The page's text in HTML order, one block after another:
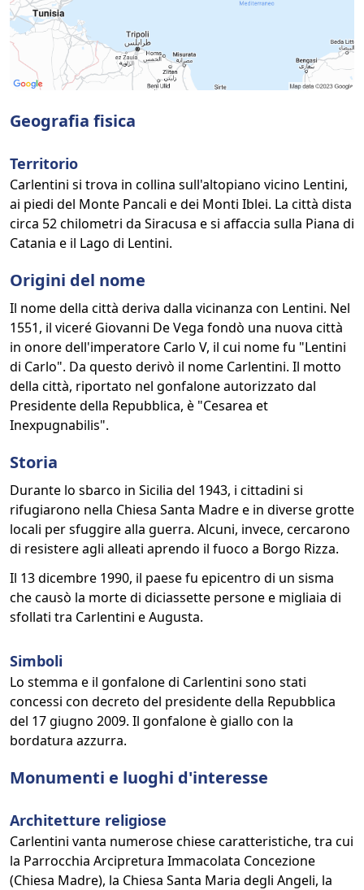
Geografia fisica
Territorio
Carlentini si trova in collina sull'altopiano vicino Lentini,
ai piedi del Monte Pancali e dei Monti Iblei. La città dista
circa 52 chilometri da Siracusa e si affaccia sulla Piana di
Catania e il Lago di Lentini.
Origini del nome
Il nome della città deriva dalla vicinanza con Lentini. Nel
1551, il viceré Giovanni De Vega fondò una nuova città
in onore dell'imperatore Carlo V, il cui nome fu "Lentini
di Carlo". Da questo derivò il nome Carlentini. Il motto
della città, riportato nel gonfalone autorizzato dal
Presidente della Repubblica, è "Cesarea et
Inexpugnabilis".
Storia
Durante lo sbarco in Sicilia del 1943, i cittadini si
rifugiarono nella Chiesa Santa Madre e in diverse grotte
locali per sfuggire alla guerra. Alcuni, invece, cercarono
di resistere agli alleati aprendo il fuoco a Borgo Rizza.
Il 13 dicembre 1990, il paese fu epicentro di un sisma
che causò la morte di diciassette persone e migliaia di
sfollati tra Carlentini e Augusta.
Simboli
Lo stemma e il gonfalone di Carlentini sono stati
concessi con decreto del presidente della Repubblica
del 17 giugno 2009. Il gonfalone è giallo con la
bordatura azzurra.
Monumenti e luoghi d'interesse
Architetture religiose
Carlentini vanta numerose chiese caratteristiche, tra cui
la Parrocchia Arcipretura Immacolata Concezione
(Chiesa Madre), la Chiesa Santa Maria degli Angeli, la